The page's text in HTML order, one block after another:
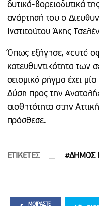
δυτικά-βορειοδυτικά
ανάρτησή του ο
Ινστιτούτου Άκης
Όπως εξήγησε, «αυτό
κατευθυντικότητα των
σεισμικό ρήγμα έχει
Δύση προς την
αισθητότητα στην
πρόσθεσε.
ETIΚΕΤΕΣ #ΔΗΜΟΣ
ΜΟΙΡΆΣΤΕ